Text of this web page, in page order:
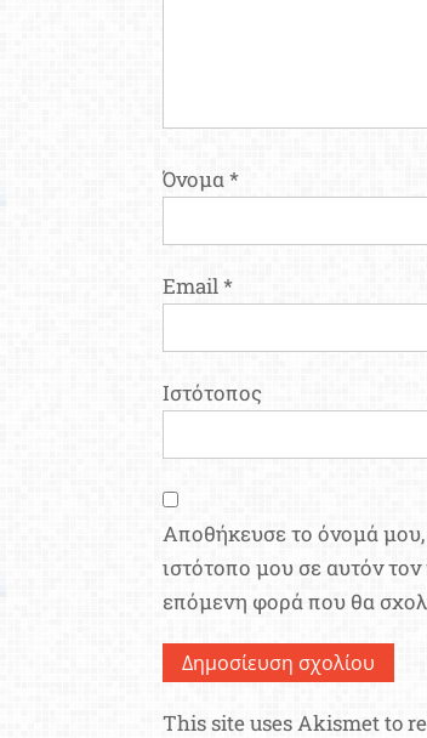
Όνομα*
Email*
Ιστότοπος
Αποθήκευσε το όνομά μου,
ιστότοπο μου σε αυτόν
επόμενη φορά που θα
This site uses Akismet to